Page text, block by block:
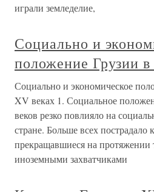
играли земледелие,
Социально и
положение Грузии
Социально и экономическое
XV веках 1. Социальное
веков резко повлияло на
стране. Больше всех пострадало
прекращавшиеся на протяжении
иноземными захватчиками